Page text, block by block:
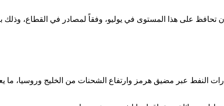
تحافظ على هذا المستوى في يوليو، وفقاً لمصادر في القطاع، وذلك